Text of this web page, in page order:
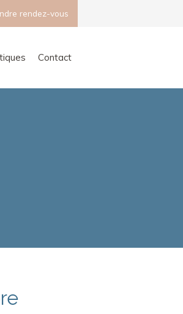
rendez-vous
Contact